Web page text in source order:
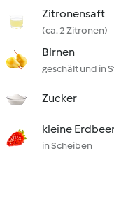
Zitronensaft
(ca. 2 Zitronen)
Birnen
geschält und in
Zucker
kleine
in Scheiben